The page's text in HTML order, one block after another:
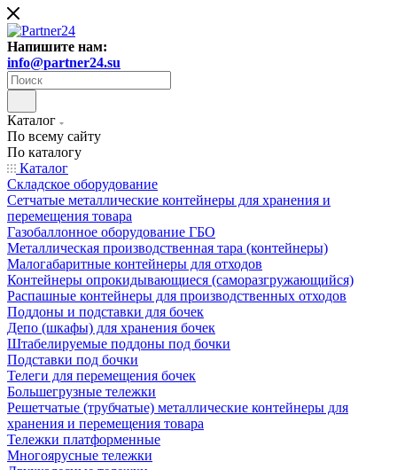
Напишите нам:
info@partner24.su
Каталог
По всему сайту
По каталогу
Каталог
Складское оборудование
Сетчатые металлические контейнеры для хранения и
перемещения товара
Газобаллонное оборудование ГБО
Металлическая производственная тара (контейнеры)
Малогабаритные контейнеры для отходов
Контейнеры опрокидывающиеся (саморазгружающийся)
Распашные контейнеры для производственных отходов
Поддоны и подставки для бочек
Депо (шкафы) для хранения бочек
Штабелируемые поддоны под бочки
Подставки под бочки
Телеги для перемещения бочек
Большегрузные тележки
Решетчатые (трубчатые) металлические контейнеры для
хранения и перемещения товара
Тележки платформенные
Многоярусные тележки